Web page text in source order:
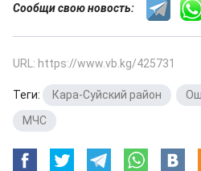
Сообщи свою новость:
URL: https://www.vb.kg/425731
Теги: Кара-Суйский район
МЧС